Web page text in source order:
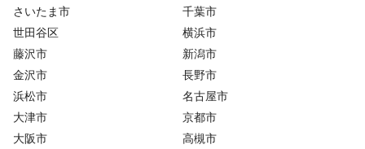
さいたま市
千葉市
世田谷区
横浜市
藤沢市
新潟市
金沢市
長野市
浜松市
名古屋市
大津市
京都市
大阪市
高槻市